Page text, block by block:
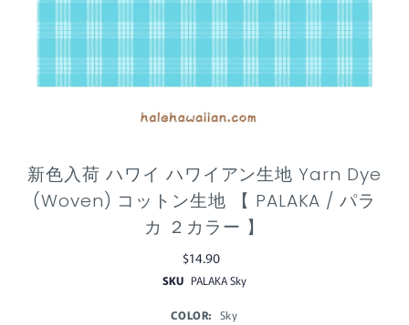
新色入荷 ハワイ ハワイアン生地 Yarn Dye
(Woven) コットン生地 【 PALAKA / パラ
カ ２カラー 】
$14.90
SKU PALAKA Sky
COLOR: Sky